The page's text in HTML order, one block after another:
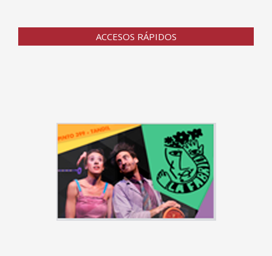
ACCESOS RÁPIDOS